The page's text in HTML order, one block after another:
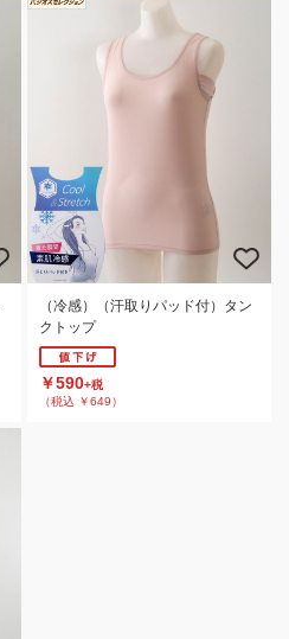
（冷感）（汗取りパッド付）タン
クトップ
￥590+税
（税込 ￥649）